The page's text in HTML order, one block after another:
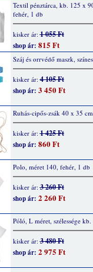
Textil pénztárca, kb. 125 x
fehér, 1 db
kisker ár:1 055 Ft
shop ár: 815 Ft
Száj és orrvédő maszk, színes
kisker ár:4 105 Ft
shop ár: 3 450 Ft
Ruhás-cipős-zsák 40 x 35 cm
kisker ár:1 425 Ft
shop ár: 860 Ft
Polo, méret 140, fehér, 1 db
kisker ár:3 260 Ft
shop ár: 2 260 Ft
Póló, L méret, szélessége
kisker ár:3 480 Ft
shop ár: 2 975 Ft